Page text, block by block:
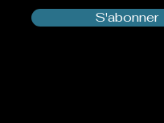
S'abonner